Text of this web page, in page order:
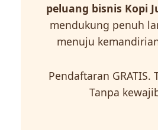
peluang bisnis Kopi
mendukung penuh
menuju
Pendaftaran GRATIS.
Tanpa